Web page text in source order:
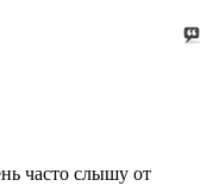
часто слышу от